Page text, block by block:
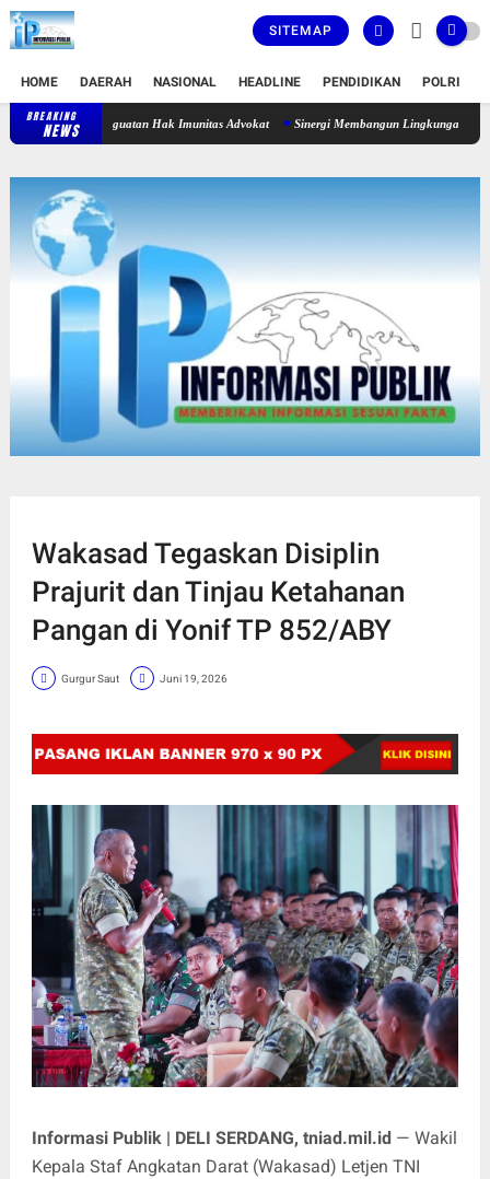
SITEMAP
HOME DAERAH NASIONAL HEADLINE PENDIDIKAN POLRI
BREAKING
NEWS Peringati HUT Ke-2, DePA-RI Doron Konsolidasi dan Penguatan Hak
Wakasad Tegaskan Disiplin
Prajurit dan Tinjau Ketahanan
Pangan di Yonif TP 852/ABY
Gurgur Saut Juni 19, 2026
Informasi Publik | DELI SERDANG, tniad.mil.id — Wakil
Kepala Staf Angkatan Darat (Wakasad) Letjen TNI